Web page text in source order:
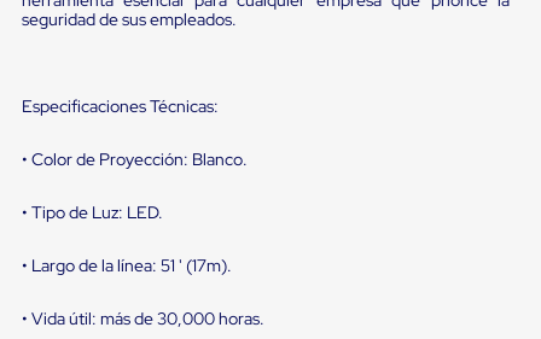
Hidráulicas
portátiles
de
patio
Convencionales
Sellos
Puertas
seguridad de sus empleados.
Especificaciones Técnicas:
• Color de Proyección: Blanco.
• Tipo de Luz: LED.
• Largo de la línea: 51 ' (17m).
• Vida útil: más de 30,000 horas.